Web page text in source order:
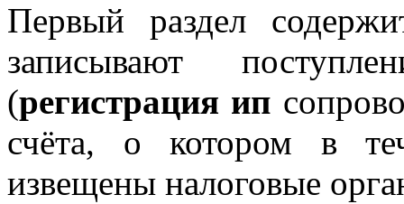
Первый раздел
записывают
(регистрация ип
счёта, о котором в
извещены налоговые